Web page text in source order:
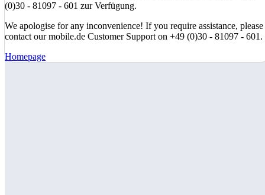
(0)30 - 81097 - 601 zur Verfügung.
We apologise for any inconvenience! If you require assistance, please
contact our mobile.de Customer Support on +49 (0)30 - 81097 - 601.
Homepage